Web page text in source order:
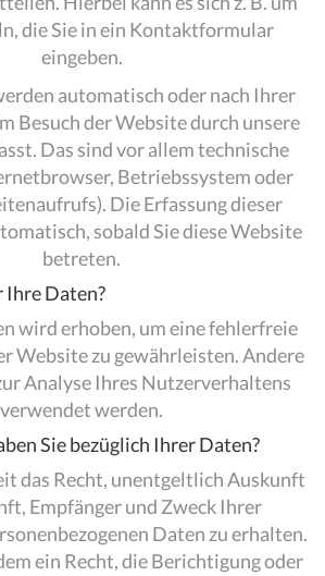
die Sie in ein Kontaktformular
eingeben.
automatisch oder nach Ihrer
Besuch der Website durch unsere
Das sind vor allem technische
Betriebssystem oder
Die Erfassung dieser
sobald Sie diese Website
betreten.
Daten?
wird erhoben, um eine fehlerfreie
Website zu gewährleisten. Andere
Analyse Ihres Nutzerverhaltens
verwendet werden.
Sie bezüglich Ihrer Daten?
das Recht, unentgeltlich Auskunft
Empfänger und Zweck Ihrer
Daten zu erhalten.
ein Recht, die Berichtigung oder